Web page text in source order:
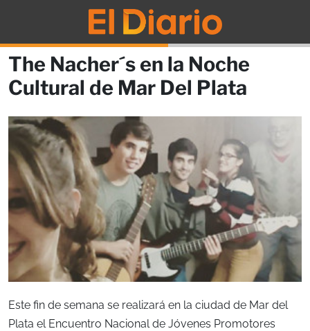
The Nacher´s en la Noche
Cultural de Mar Del Plata
Este fin de semana se realizará en la ciudad de Mar del
Plata el Encuentro Nacional de Jóvenes Promotores